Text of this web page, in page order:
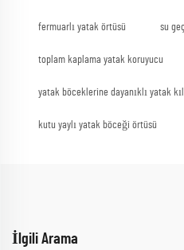
fermuarlı yatak örtüsü su
toplam kaplama yatak koruyucu
yatak böceklerine dayanıklı yatak
kutu yaylı yatak böceği örtüsü
İlgili Arama